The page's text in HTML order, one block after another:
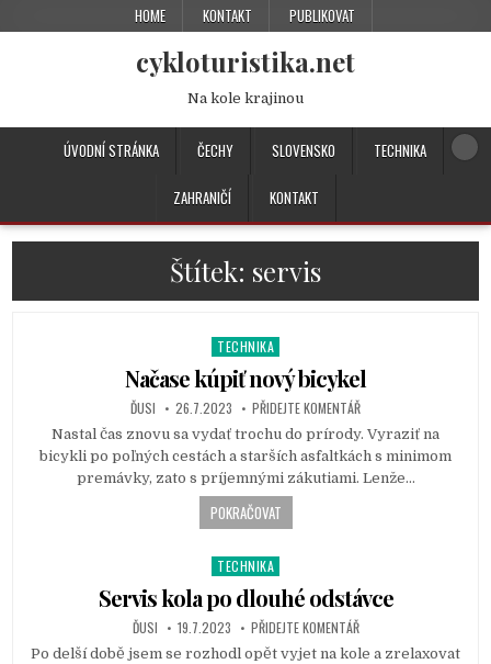
HOME KONTAKT PUBLIKOVAT
cykloturistika.net
Na kole krajinou
ÚVODNÍ STRÁNKA ČECHY SLOVENSKO TECHNIKA
ZAHRANIČÍ KONTAKT
Štítek: servis
P
o
s
t
e
d
i
n
TECHNIKA
Načase kúpiť nový bicykel
ĎUSI 26.7.2023 PŘIDEJTE KOMENTÁŘ
Nastal čas znovu sa vydať trochu do prírody. Vyraziť na
bicykli po poľných cestách a starších asfaltkách s minimom
premávky, zato s príjemnými zákutiami. Lenže…
POKRAČOVAT
P
s
t
e
TECHNIKA
Servis kola po dlouhé odstávce
ĎUSI 19.7.2023 PŘIDEJTE KOMENTÁŘ
Po delší době jsem se rozhodl opět vyjet na kole a zrelaxovat